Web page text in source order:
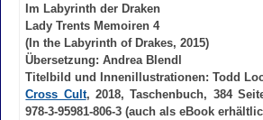
Im Labyrinth der Draken
Lady Trents Memoiren 4
(In the Labyrinth of Drakes, 2015)
Übersetzung: Andrea Blendl
Titelbild und Innenillustrationen: Todd
Cross Cult, 2018, Taschenbuch, 384
978-3-95981-806-3 (auch als eBook